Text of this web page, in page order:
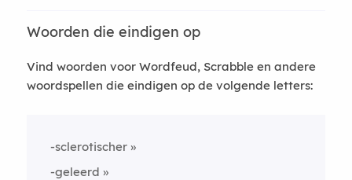
Woorden die eindigen op
Vind woorden voor Wordfeud, Scrabble en andere
woordspellen die eindigen op de volgende letters:
-sclerotischer
-geleerd